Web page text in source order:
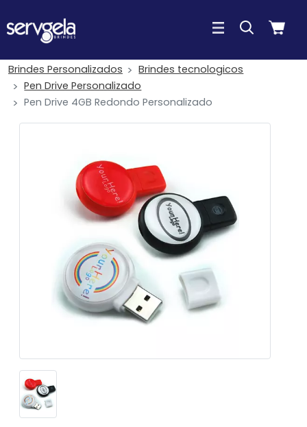
Brindes Personalizados
Brindes tecnologicos
Pen Drive Personalizado
Pen Drive 4GB Redondo Personalizado